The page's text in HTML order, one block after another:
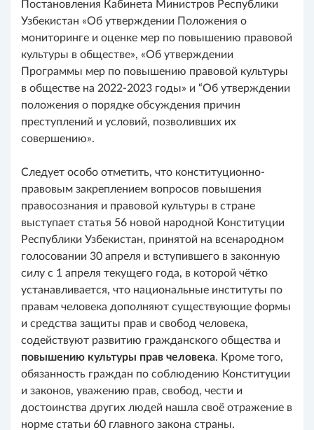
Постановления Кабинета Министров Республики
Узбекистан «Об утверждении Положения о
мониторинге и оценке мер по повышению правовой
культуры в обществе», «Об утверждении
Программы мер по повышению правовой культуры
в обществе на 2022-2023 годы» и “Об утверждении
положения о порядке обсуждения причин
преступлений и условий, позволивших их
совершению».
Следует особо отметить, что конституционно-
правовым закреплением вопросов повышения
правосознания и правовой культуры в стране
выступает статья 56 новой народной Конституции
Республики Узбекистан, принятой на всенародном
голосовании 30 апреля и вступившего в законную
силу с 1 апреля текущего года, в которой чётко
устанавливается, что национальные институты по
правам человека дополняют существующие формы
и средства защиты прав и свобод человека,
содействуют развитию гражданского общества и
повышению культуры прав человека. Кроме того,
обязанность граждан по соблюдению Конституции
и законов, уважению прав, свобод, чести и
достоинства других людей нашла своё отражение в
норме статьи 60 главного закона страны.